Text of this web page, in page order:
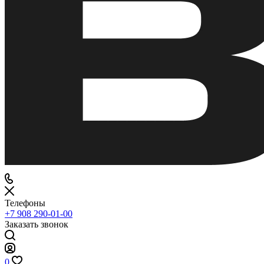
Телефоны
+7 908 290-01-00
Заказать звонок
0